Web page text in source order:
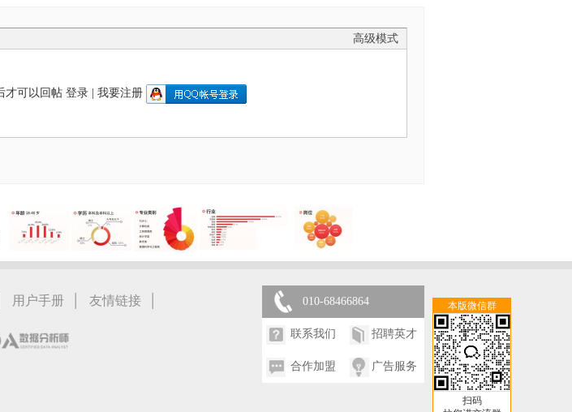
高级模式
才可以回帖 登录| 我要注册
本版微信群
扫码
用户手册 | 友情链接 | 010-68466864
联系我们 招聘英才
合作加盟 广告服务